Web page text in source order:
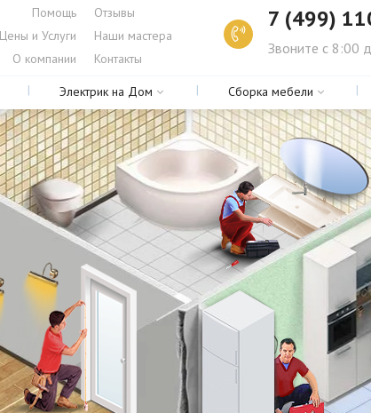
Помощь
Отзывы
Цены и Услуги
Наши мастера
О компании
Контакты
7 (499)
Звоните с 8:00
Электрик на Дом Сборка мебели